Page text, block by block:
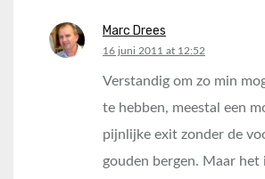
Marc Drees
says:
16 juni 2011 at 12:52
Verstandig om zo min
te hebben, meestal een
pijnlijke exit zonder de
gouden bergen. Maar het